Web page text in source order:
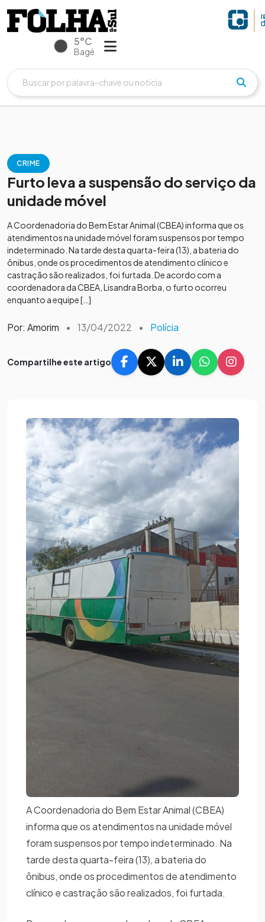
5°C
Bagé
CRIME
Furto leva a suspensão do serviço da
unidade móvel
A Coordenadoria do Bem Estar Animal (CBEA) informa que os
atendimentos na unidade móvel foram suspensos por tempo
indeterminado. Na tarde desta quarta-feira (13), a bateria do
ônibus, onde os procedimentos de atendimento clínico e
castração são realizados, foi furtada. De acordo com a
coordenadora da CBEA, Lisandra Borba, o furto ocorreu
enquanto a equipe […]
Por: Amorim • 13/04/2022 • Polícia
Compartilhe este artigo
A Coordenadoria do Bem Estar Animal (CBEA)
informa que os atendimentos na unidade móvel
foram suspensos por tempo indeterminado. Na
tarde desta quarta-feira (13), a bateria do
ônibus, onde os procedimentos de atendimento
clínico e castração são realizados, foi furtada.